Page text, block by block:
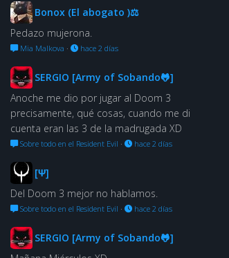
Bonox (El abogato )⚖
Pedazo mujerona.
Mia Malkova · hace 2 días
SERGIO [Army of Sobando🐸]
Anoche me dio por jugar al Doom 3
precisamente, qué cosas, cuando me di
cuenta eran las 3 de la madrugada XD
Sobre todo en el Resident Evil · hace 2 días
[Ψ]
Del Doom 3 mejor no hablamos.
Sobre todo en el Resident Evil · hace 2 días
SERGIO [Army of Sobando🐸]